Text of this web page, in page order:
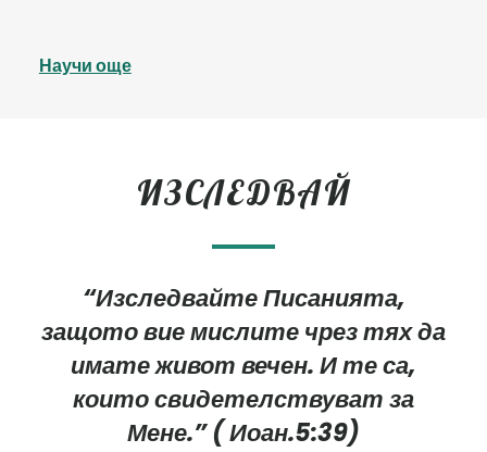
Научи още
ИЗСЛЕДВАЙ
“Изследвайте Писанията,
защото вие мислите чрез тях да
имате живот вечен. И те са,
които свидетелствуват за
Мене.” ( Иоан.5:39)